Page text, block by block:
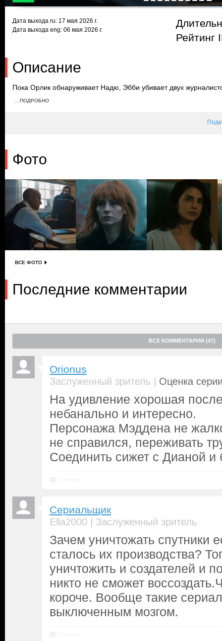
Дата выхода ru: 17 мая 2026 г.
Дата выхода eng: 06 мая 2026 г.
Рейтинг
Описание
Пока Орлик обнаруживает Надю, Эбби убивает двух
поручает Апарну остановить Орлика и его команду, чтобы
…ПОДРОБНО
Фото
ВСЕ ФОТО
Последние комментарии
ВСЕ КОММЕНТАРИИ (47)
Orionus
Заслуженный зритель | Оценка
На удивление хорошая
небанально и интересно.
Персонажа Мэддена не
не справился, переживать
Соединить сижет с Дианой
Сериальщик
Ella2000 | Заслуженный зритель
Зачем уничтожать спутники
сталось их производства?
уничтожить и создателей и
никто не сможет
короче. Вообще такие
выключенным мозгом.